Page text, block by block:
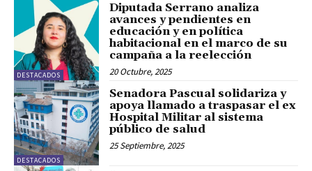
DESTACADOS
Diputada Serrano analiza
avances y pendientes en
educación y en política
habitacional en el marco de su
campaña a la reelección
20 Octubre, 2025
DESTACADOS
Senadora Pascual solidariza y
apoya llamado a traspasar el ex
Hospital Militar al sistema
público de salud
25 Septiembre, 2025